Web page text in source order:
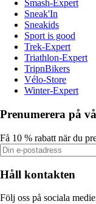
Smash-Expert
Sneak'In
Sneakids
Sport is good
Trek-Expert
Triathlon-Expert
TripnBikers
Vélo-Store
Winter-Expert
Prenumerera på
Få 10 % rabatt när du
Håll kontakten
Följ oss på sociala